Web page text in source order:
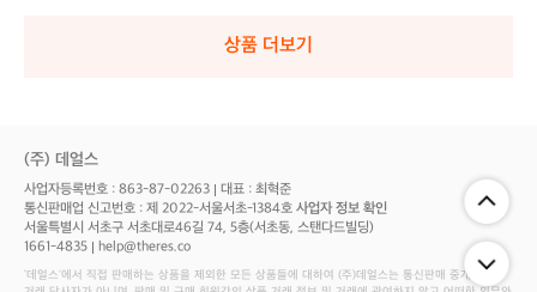
가
드
(1
회
피
상품 더보기
(주) 데얼스
사업자등록번호 : 863-87-02263 대표 : 최혁준
통신판매업 신고번호 : 제 2022-서울서초-1384호 사업자 정보 확인
서울특별시 서초구 서초대로46길 74, 5층(서초동, 스탠다드빌딩)
1661-4835
help@theres.co
‘데얼스'에서 직접 판매하는 상품을 제외한 모든 상품들에 대하여 (주)데얼스는 통신판매 중개자로서